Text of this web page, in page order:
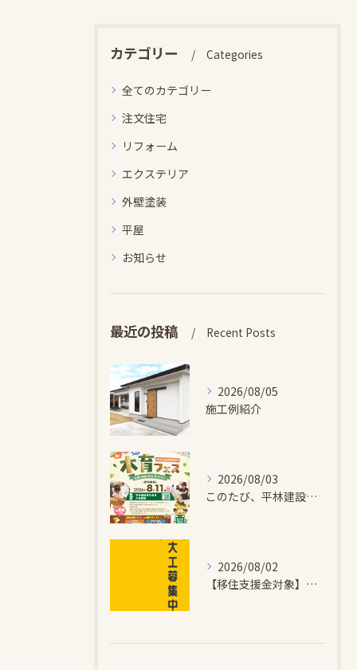
カテゴリー Categories
全てのカテゴリー
注文住宅
リフォーム
エクステリア
外壁塗装
平屋
お知らせ
最近の投稿 Recent Posts
2026/08/05
施工例紹介
2026/08/03
このたび、平林建設では、お子さまが木とふれあい・木について学...
2026/08/02
【移住支援金対象】【未経験歓迎】大多喜町で「見えないところも...